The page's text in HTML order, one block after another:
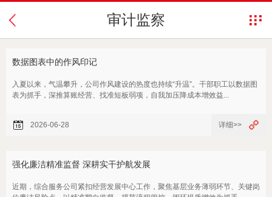
审计监察
数据图表中的作风印记
入夏以来，气温攀升，公司作风建设的热度也持续“升温”。干部职工以数据图
表为抓手，深推算账经营、找准短板弱项，自我加压降成本增效益...
2026-06-28 详细>>
强化廉洁精准监督 深耕实干护航发展
近期，综合服务公司紧扣经营发展中心工作，聚焦基层业务薄弱环节、关键岗